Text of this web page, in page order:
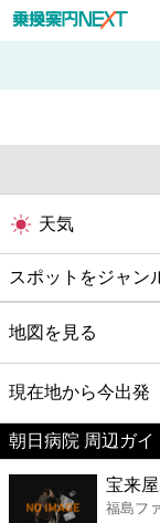
天気
スポットをジャン
グルメ
映画
美容
コンビニ
地図を見る
現在地から今出発
朝日病院 周辺ガイ
宝来
福島フ